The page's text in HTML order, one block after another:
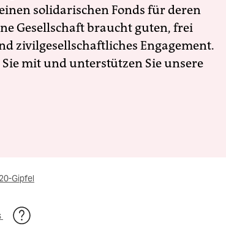
solidarischen Fonds für deren
Gesellschaft braucht guten, frei
zivilgesellschaftliches Engagement.
mit und unterstützen Sie unsere
Gipfel